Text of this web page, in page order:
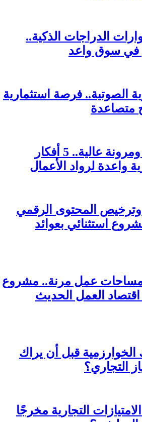
الدراجات الذكية..
في سوق واعد
الصوتية.. فرصة استثمارية
متصاعدة
بتكاليف أقل ومرونة عالية.. 5 أفكار
واعدة لرواد الأعمال
وترخيص المحتوى الرقمي
استثنائي بعوائد
مساحات عمل مرنة.. مشروع
العمل الحديث
قبل أن يراك
التجاري؟
التجارية مخرجًا